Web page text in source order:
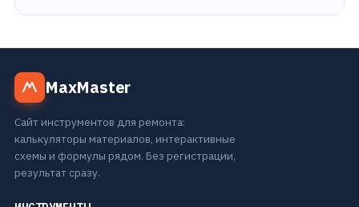
MaxMaster
Сайт инструментов для ремонта:
калькуляторы материалов, интерактивные
схемы и формулы рядом. Без регистрации,
результат сразу.